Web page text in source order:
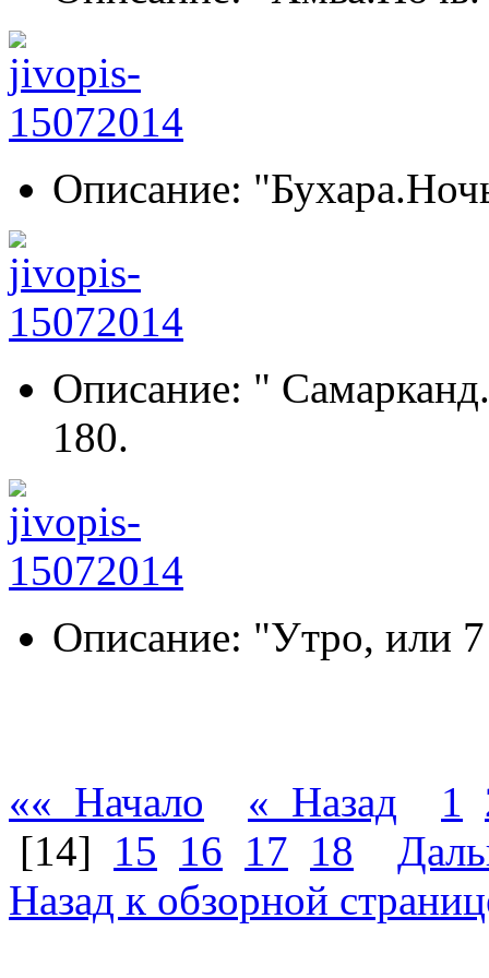
Описание:
Описание: "
180.
Описание: "Утро, или
«« Начало « Назад 1
[14] 15 16 17 18
Назад к обзорной